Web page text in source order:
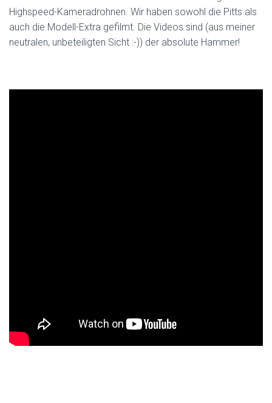
Highspeed-Kameradrohnen. Wir haben sowohl die Pitts als
auch die Modell-Extra gefilmt. Die Videos sind (aus meiner
neutralen, unbeteiligten Sicht :-)) der absolute Hammer!